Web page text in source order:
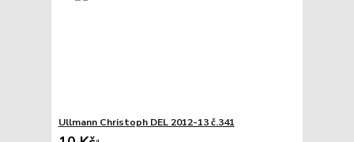
Ullmann Christoph DEL 2012-13 č.341